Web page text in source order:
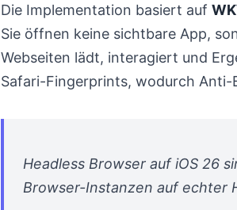
Die Implementation basiert auf
Sie öffnen keine sichtbare App,
Webseiten lädt, interagiert und
Safari-Fingerprints, wodurch
Headless Browser auf iOS 26
Browser-Instanzen auf echter